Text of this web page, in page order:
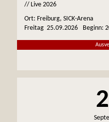
// Live 2026
Ort: Freiburg, SICK-Arena
Freitag 25.09.2026 Beginn: